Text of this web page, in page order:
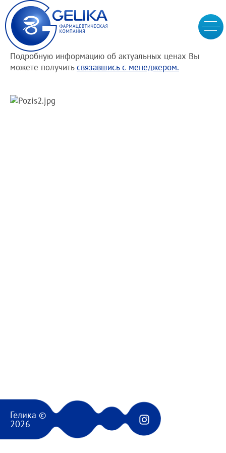
Подробную информацию об актуальных ценах Вы
можете получитьсвязавшись с менеджером.
Гелика ©
2026